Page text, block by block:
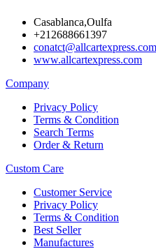
Casablanca,Oulfa
+212688661397
conatct@allcartexpress.com
www.allcartexpress.com
Company
Privacy Policy
Terms & Condition
Search Terms
Order & Return
Custom Care
Customer Service
Privacy Policy
Terms & Condition
Best Seller
Manufactures